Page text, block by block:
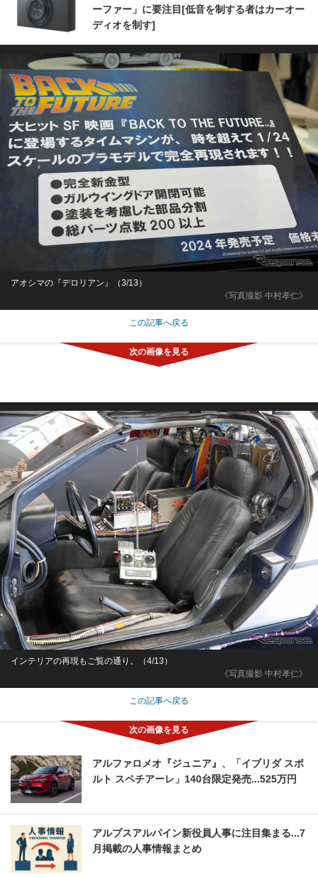
ーファー」に要注目[低音を制する者はカーオー
ディオを制す]
《写真撮影 中村孝仁》
アオシマの『デロリアン』（3/13）
この記事へ戻る
《写真撮影 中村孝仁》
インテリアの再現もご覧の通り。（4/13）
この記事へ戻る
アルファロメオ『ジュニア』、「イブリダ スポ
ルト スペチアーレ」140台限定発売...525万円
アルプスアルパイン新役員人事に注目集まる...7
月掲載の人事情報まとめ